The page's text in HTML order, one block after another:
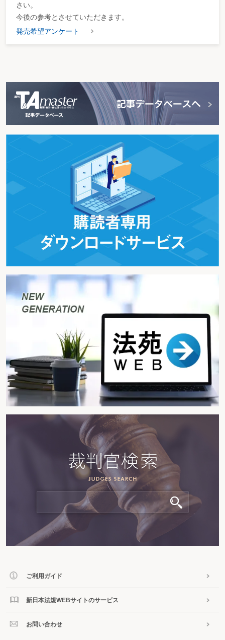
さい。
今後の参考とさせていただきます。
発売希望アンケート
ご利用ガイド
新日本法規WEBサイトのサービス
お問い合わせ